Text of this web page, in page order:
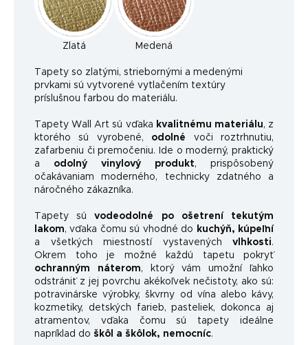
Zlatá Medená
Tapety so zlatými, striebornými a medenými
prvkami sú vytvorené vytlačením textúry
príslušnou farbou do materiálu.
Tapety Wall Art sú vďaka kvalitnému materiálu, z
ktorého sú vyrobené, odolné voči roztrhnutiu,
zafarbeniu či premočeniu. Ide o moderný, praktický
a odolný vinylový produkt, prispôsobený
očakávaniam moderného, ​​technicky zdatného a
náročného zákazníka.
Tapety súvodeodolné po ošetrení tekutým
lakom, vďaka čomu sú vhodné do
kuchýň, kúpeľní
a všetkých miestností vystavených vlhkosti.
Okrem toho je možné každú tapetu pokryť
ochranným náterom, ktorý vám umožní ľahko
odstrániť z jej povrchu akékoľvek nečistoty, ako sú:
potravinárske výrobky, škvrny od vína alebo kávy,
kozmetiky, detských farieb, pasteliek, dokonca aj
atramentov, vďaka čomu sú tapety ideálne
napríklad do škôl a škôlok, nemocníc.